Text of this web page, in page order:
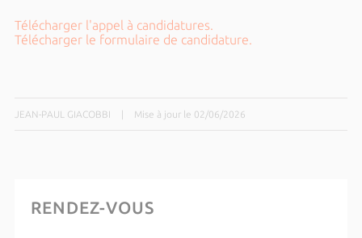
Télécharger l'appel à candidatures.
Télécharger le formulaire de candidature.
JEAN-PAUL GIACOBBI Mise à jour le 02/06/2026
RENDEZ-VOUS